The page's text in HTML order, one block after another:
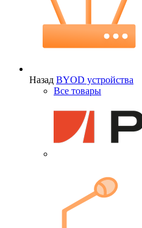
Назад BYOD устройства
Все товары